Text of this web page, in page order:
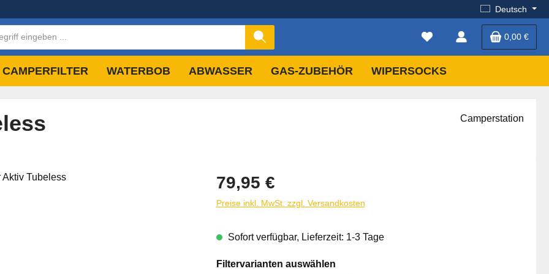
Deutsch
0,00 €
CAMPERFILTER WATERBOB ABWASSER GAS-ZUBEHÖR WIPERSOCKS
Camperstation
Regulärer Preis:
79,95 €
Preise inkl. MwSt. zzgl. Versandkosten
Sofort verfügbar, Lieferzeit: 1-3 Tage
Filtervarianten auswählenauswählen